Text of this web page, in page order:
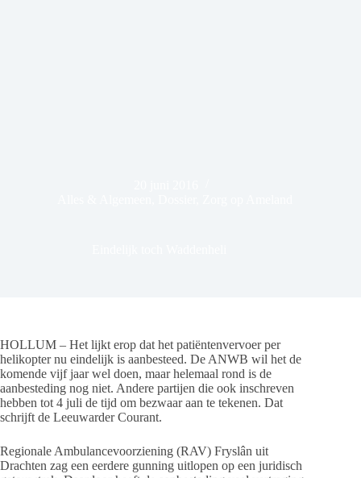
HOLLUM – Het lijkt erop dat het patiëntenvervoer per
helikopter nu eindelijk is aanbesteed. De ANWB wil het de
komende vijf jaar wel doen, maar helemaal rond is de
aanbesteding nog niet. Andere partijen die ook inschreven
hebben tot 4 juli de tijd om bezwaar aan te tekenen. Dat
schrijft de Leeuwarder Courant.
Regionale Ambulancevoorziening (RAV) Fryslân uit
Drachten zag een eerdere gunning uitlopen op een juridisch